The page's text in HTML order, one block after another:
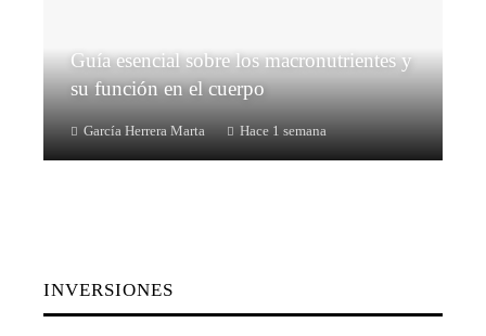
Guía esencial sobre los macronutrientes y
su función en el cuerpo
García Herrera Marta Hace 1 semana
INVERSIONES